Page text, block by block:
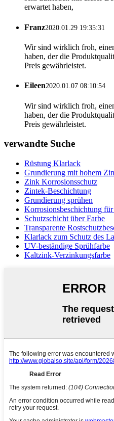
erwartet haben,
Franz2020.01.29 19:35:31
Wir sind wirklich froh,
haben, der die
Preis gewährleistet.
Eileen2020.01.07 08:10:54
Wir sind wirklich froh,
haben, der die
Preis gewährleistet.
verwandte Suche
Rüstung Klarlack
Grundierung mit hohem
Zink Korrosionsschutz
Zintek-Beschichtung
Grundierung sprühen
Korrosionsbeschichtung für
Schutzschicht über Farbe
Transparente
Klarlack zum Schutz des
UV-beständige Sprühfarbe
Kaltzink-Verzinkungsfarbe